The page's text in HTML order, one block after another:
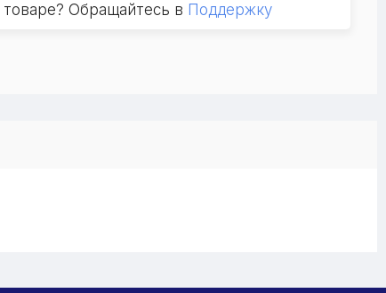
Обращайтесь в Поддержку